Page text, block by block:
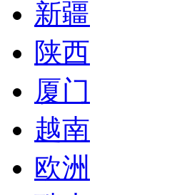
新疆
陕西
厦门
越南
欧洲